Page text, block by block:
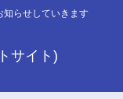
知らせしていきます
サイト)